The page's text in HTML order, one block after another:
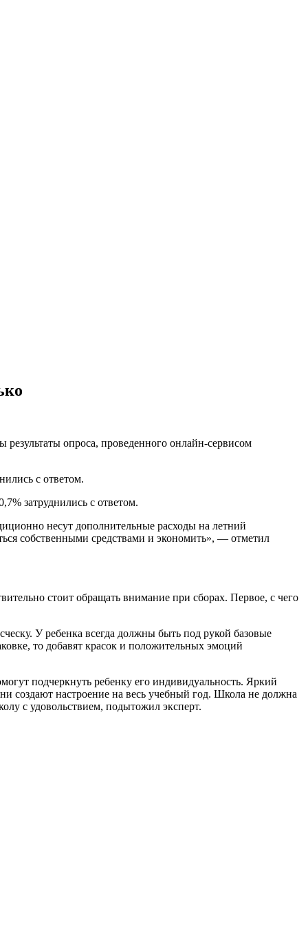
опроса, проведенного онлайн-сервисом
с ответом.
затруднились с ответом.
несут дополнительные расходы на летний
собственными средствами и экономить», — отметил
стоит обращать внимание при сборах. Первое, с чего
У ребенка всегда должны быть под рукой базовые
то добавят красок и положительных эмоций
подчеркнуть ребенку его индивидуальность. Яркий
создают настроение на весь учебный год. Школа не должна
с удовольствием, подытожил эксперт.